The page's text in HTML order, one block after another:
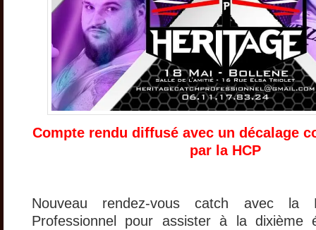
Compte rendu diffusé avec un décalage
par la HCP
Nouveau rendez-vous catch avec la
Professionnel pour assister à la dixième